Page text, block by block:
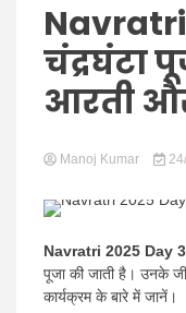
Navratri
चंद्रघंटा
आरती
Manoj Kumar
Navratri 2025 Day
पूजा की जाती है। उनके
कार्यक्रम के बारे में जानें।